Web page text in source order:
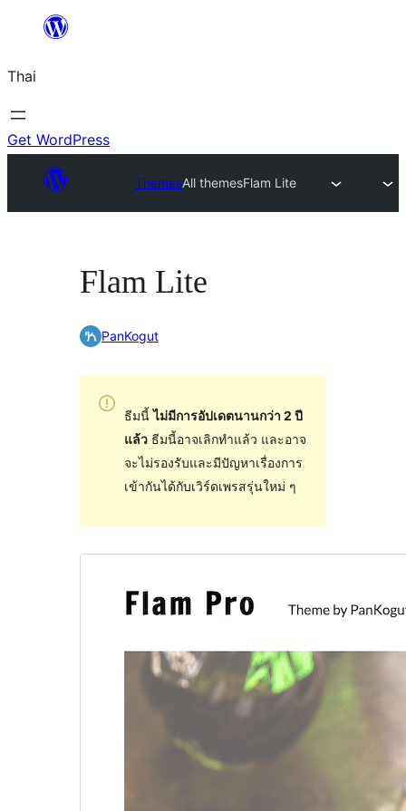
ยัง
เนื้อหา
Thai
Get WordPress
ThemesAll themesFlam Lite
Flam Lite
PanKogut
ธีมนี้ไม่มีการอัปเดตนานกว่า 2 ปี
แล้วธีมนี้อาจเลิกทำแล้ว และอาจ
จะไม่รองรับและมีปัญหาเรื่องการ
เข้ากันได้กับเวิร์ดเพรสรุ่นใหม่ ๆ